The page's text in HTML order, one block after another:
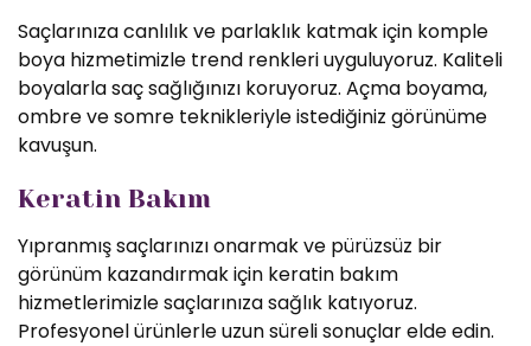
Saçlarınıza canlılık ve parlaklık katmak için komple
boya hizmetimizle trend renkleri uyguluyoruz. Kaliteli
boyalarla saç sağlığınızı koruyoruz. Açma boyama,
ombre ve somre teknikleriyle istediğiniz görünüme
kavuşun.
Keratin Bakım
Yıpranmış saçlarınızı onarmak ve pürüzsüz bir
görünüm kazandırmak için keratin bakım
hizmetlerimizle saçlarınıza sağlık katıyoruz.
Profesyonel ürünlerle uzun süreli sonuçlar elde edin.